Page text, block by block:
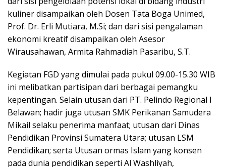
kuliner disampaikan oleh Dosen Tata Boga Unimed,
Prof. Dr. Erli Mutiara, M.Si; dan dari sisi pengalaman
ekonomi kreatif disampaikan oleh Asesor
Wirausahawan, Armita Rahmadiah Pasaribu, S.T.
Kegiatan FGD yang dimulai pada pukul 09.00-15.30 WIB
ini melibatkan partisipan dari berbagai pemangku
kepentingan. Selain utusan dari PT. Pelindo Regional I
Belawan; hadir juga utusan SMK Perikanan Samudera
Mikail selaku penerima manfaat; utusan dari Dinas
Pendidikan Provinsi Sumatera Utara; utusan LSM
Pendidikan; serta Utusan ormas Islam yang konsen
pada dunia pendidikan seperti Al Washliyah,